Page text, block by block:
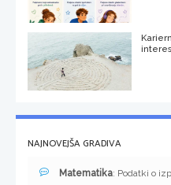
NAJNOVEJŠA GRADIVA
Matematika: Podatki o